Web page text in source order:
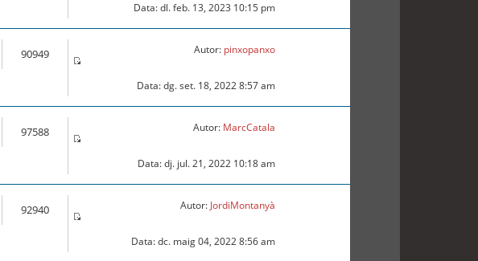
Data: dl. feb. 13, 2023 10:15 pm
90949 Autor: pinxopanxo
Data: dg. set. 18, 2022 8:57 am
97588 Autor: MarcCatala
Data: dj. jul. 21, 2022 10:18 am
92940 Autor: JordiMontanyà
Data: dc. maig 04, 2022 8:56 am